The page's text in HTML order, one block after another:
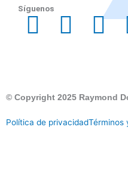
Síguenos
© Copyright 2025 Raymond
Política de privacidadTérminos